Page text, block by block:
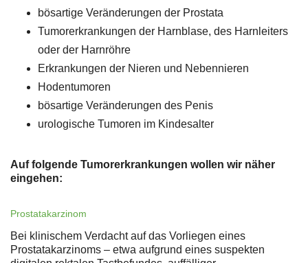
bösartige Veränderungen der Prostata
Tumorerkrankungen der Harnblase, des Harnleiters
oder der Harnröhre
Erkrankungen der Nieren und Nebennieren
Hodentumoren
bösartige Veränderungen des Penis
urologische Tumoren im Kindesalter
Auf folgende Tumorerkrankungen wollen wir näher
eingehen:
Prostatakarzinom
Bei klinischem Verdacht auf das Vorliegen eines
Prostatakarzinoms – etwa aufgrund eines suspekten